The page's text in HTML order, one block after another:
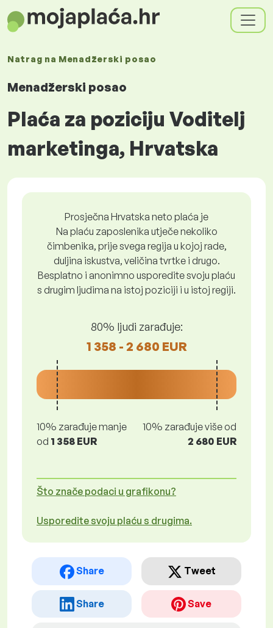
Natrag na Menadžerski posao
Menadžerski posao
Plaća za poziciju Voditelj
marketinga, Hrvatska
Prosječna Hrvatska neto plaća je
Na plaću zaposlenika utječe nekoliko
čimbenika, prije svega regija u kojoj rade,
duljina iskustva, veličina tvrtke i drugo.
Besplatno i anonimno usporedite svoju plaću
s drugim ljudima na istoj poziciji i u istoj regiji.
80% ljudi zarađuje:
1 358 - 2 680 EUR
10% zarađuje manje
od 1 358 EUR
10% zarađuje više od
2 680 EUR
Što znače podaci u grafikonu?
Usporedite svoju plaću s drugima.
Share Tweet
Share Save